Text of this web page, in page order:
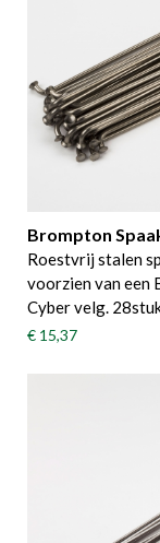
Brompton
Roestvrij stalen
voorzien van een
Cyber velg.
€ 15,37